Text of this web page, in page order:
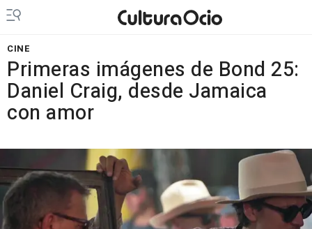
CINE
Primeras imágenes de Bond 25:
Daniel Craig, desde Jamaica
con amor